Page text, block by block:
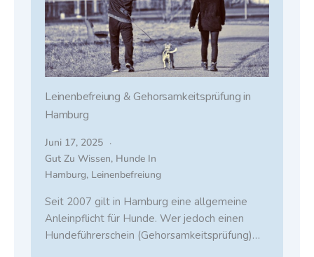
Leinenbefreiung & Gehorsamkeitsprüfung in
Hamburg
Juni 17, 2025
Gut Zu Wissen, Hunde In
Hamburg, Leinenbefreiung
Seit 2007 gilt in Hamburg eine allgemeine
Anleinpflicht für Hunde. Wer jedoch einen
Hundeführerschein (Gehorsamkeitsprüfung)…